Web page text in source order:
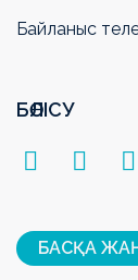
Байланыс
БӨЛІСУ
БАСҚА